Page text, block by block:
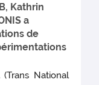
Kathrin
a
de
National